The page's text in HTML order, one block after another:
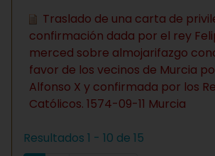
Traslado de una carta de
confirmación dada por el rey
merced sobre almojarifazgo
favor de los vecinos de Murcia
Alfonso X y confirmada por los
Católicos. 1574-09-11 Murcia
Resultados 1 - 10 de 15